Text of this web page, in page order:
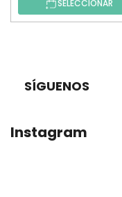
SELECCIONAR
SÍGUENOS
Instagram